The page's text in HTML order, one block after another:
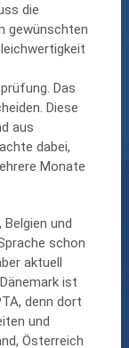
die
gewünschten
Das
Diese
aus
dabei,
Monate
Belgien und
schon
aktuell
ist
denn dort
und
Österreich